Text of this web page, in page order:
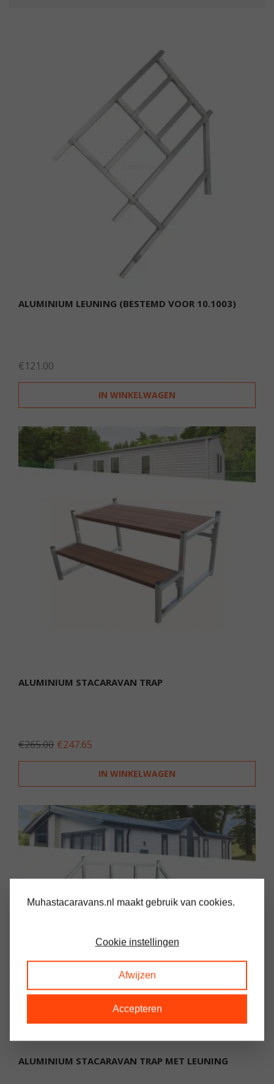
ALUMINIUM LEUNING (BESTEMD VOOR 10.1003)
€121.00
IN WINKELWAGEN
ALUMINIUM STACARAVAN TRAP
€265.00 OORSPRONKELIJKE
PRIJS
€265.00.
€247.65
PRIJS
IS:
€247.65.
IN WINKELWAGEN
ALUMINIUM STACARAVAN TRAP MET LEUNING
Muhastacaravans.nl maakt gebruik van cookies.
Cookie instellingen
Afwijzen
Accepteren